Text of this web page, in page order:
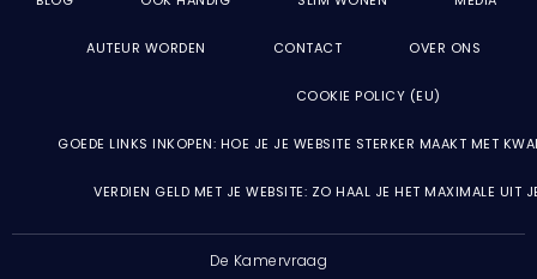
AUTEUR WORDEN CONTACT OVER ONS
COOKIE POLICY (EU)
GOEDE LINKS INKOPEN: HOE JE JE WEBSITE STERKER MAAKT MET
VERDIEN GELD MET JE WEBSITE: ZO HAAL JE HET MAXIMALE UIT
De Kamervraag